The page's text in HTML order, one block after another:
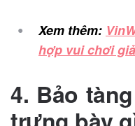
Xem thêm:
hợp vui chơi
4. Bảo